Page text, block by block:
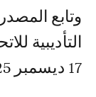
وتابع
التأديبية
17 ديسمبر 2025 ما يلي: